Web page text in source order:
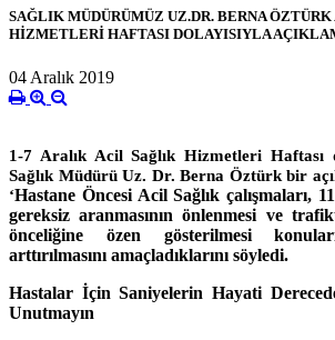
SAĞLIK MÜDÜRÜMÜZ UZ.DR. BERNA
HİZMETLERİ HAFTASI DOLAYISIYLA
04 Aralık 2019
1-7 Aralık Acil Sağlık Hizmetleri Haftası
Sağlık Müdürü Uz. Dr. Berna Öztürk bir
‘Hastane Öncesi Acil Sağlık çalışmaları,
gereksiz aranmasının önlenmesi ve
önceliğine özen gösterilmesi
arttırılmasını amaçladıklarını söyledi.
Hastalar İçin Saniyelerin Hayati
Unutmayın